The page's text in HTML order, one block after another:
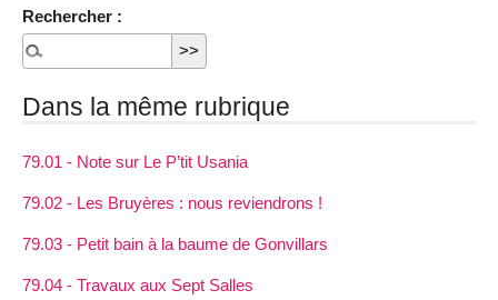
Rechercher :
Dans la même rubrique
79.01 - Note sur Le P’tit Usania
79.02 - Les Bruyères : nous reviendrons !
79.03 - Petit bain à la baume de Gonvillars
79.04 - Travaux aux Sept Salles